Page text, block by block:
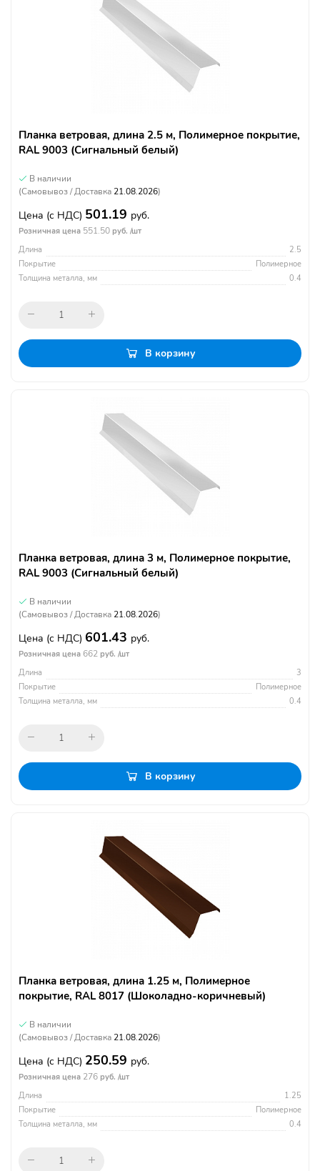
Планка ветровая, длина 2.5 м, Полимерное покрытие,
RAL 9003 (Сигнальный белый)
В наличии
(Самовывоз / Доставка 21.08.2026)
Цена (с НДС) 501.19 руб.
Розничная цена 551.50 руб. /шт
Длина
2.5
Покрытие
Полимерное
Толщина металла, мм
0.4
В корзину
Планка ветровая, длина 3 м, Полимерное покрытие,
RAL 9003 (Сигнальный белый)
В наличии
(Самовывоз / Доставка 21.08.2026)
Цена (с НДС) 601.43 руб.
Розничная цена 662 руб. /шт
Длина
3
Покрытие
Полимерное
Толщина металла, мм
0.4
В корзину
Планка ветровая, длина 1.25 м, Полимерное
покрытие, RAL 8017 (Шоколадно-коричневый)
В наличии
(Самовывоз / Доставка 21.08.2026)
Цена (с НДС) 250.59 руб.
Розничная цена 276 руб. /шт
Длина
1.25
Покрытие
Полимерное
Толщина металла, мм
0.4